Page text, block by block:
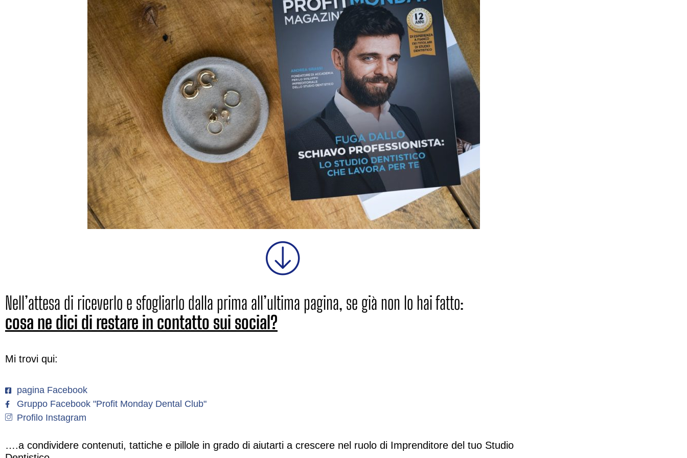
Nell’attesa di riceverlo e sfogliarlo dalla prima all’ultima pagina, se già non lo hai fatto:
cosa ne dici di restare in contatto sui social?
Mi trovi qui:
pagina Facebook
Gruppo Facebook "Profit Monday Dental Club"
Profilo Instagram
….a condividere contenuti, tattiche e pillole in grado di aiutarti a crescere nel ruolo di Imprenditore del tuo Studio